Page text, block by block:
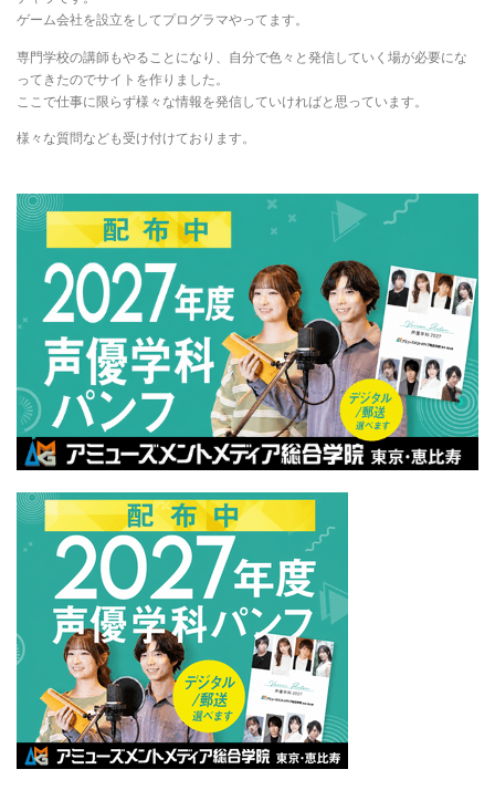
ゲーム会社を設立をしてプログラマやってます。
専門学校の講師もやることになり、自分で色々と発信していく場が必要にな
ってきたのでサイトを作りました。
ここで仕事に限らず様々な情報を発信していければと思っています。
様々な質問なども受け付けております。